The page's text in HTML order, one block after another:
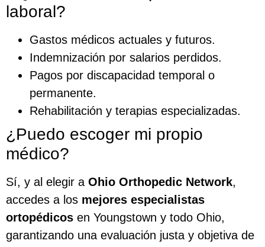
laboral?
Gastos médicos actuales y futuros.
Indemnización por salarios perdidos.
Pagos por discapacidad temporal o
permanente.
Rehabilitación y terapias especializadas.
¿Puedo escoger mi propio
médico?
Sí, y al elegir a Ohio Orthopedic Network,
accedes a los mejores especialistas
ortopédicos en Youngstown y todo Ohio,
garantizando una evaluación justa y objetiva de